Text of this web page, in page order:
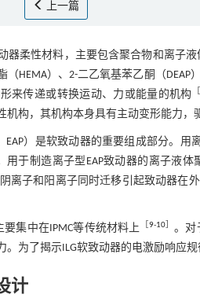
上一篇
器柔性材料，主要包含聚合物和离子
HEMA）、2-二乙氧基苯乙酮（DEAP
来传递或转换运动、力或能量的机构
机构，其机构本身具有主动变形能力
EAP）是软致动器的重要组成部分。
用于制造离子型EAP致动器的离子液
离子和阳离子同时迁移引起致动器
要集中在IPMC等传统材料上 9-10］ 。对
为了揭示ILG软致动器的电激励响应
计